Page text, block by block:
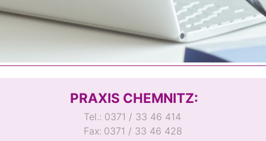
PRAXIS CHEMNITZ:
Tel.: 0371 / 33 46 414
Fax: 0371 / 33 46 428